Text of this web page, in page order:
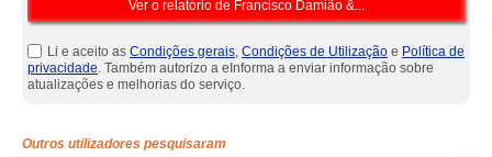
Li e aceito as Condições gerais, Condições de Utilização e Política de
privacidade. Também autorizo a eInforma a enviar informação sobre
atualizações e melhorias do serviço.
Outros utilizadores pesquisaram